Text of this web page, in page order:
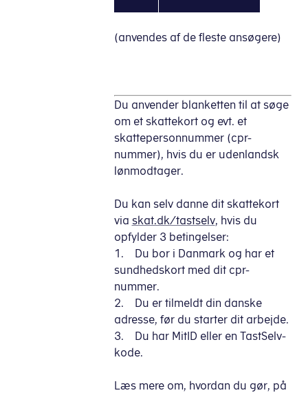
(anvendes af de fleste ansøgere)
Du anvender blanketten til at søge
om et skattekort og evt. et
skattepersonnummer (cpr-
nummer), hvis du er udenlandsk
lønmodtager.
Du kan selv danne dit skattekort
via skat.dk/tastselv, hvis du
opfylder 3 betingelser:
1. Du bor i Danmark og har et
sundhedskort med dit cpr-
nummer.
2. Du er tilmeldt din danske
adresse, før du starter dit arbejde.
3. Du har MitID eller en TastSelv-
kode.
Læs mere om, hvordan du gør, på